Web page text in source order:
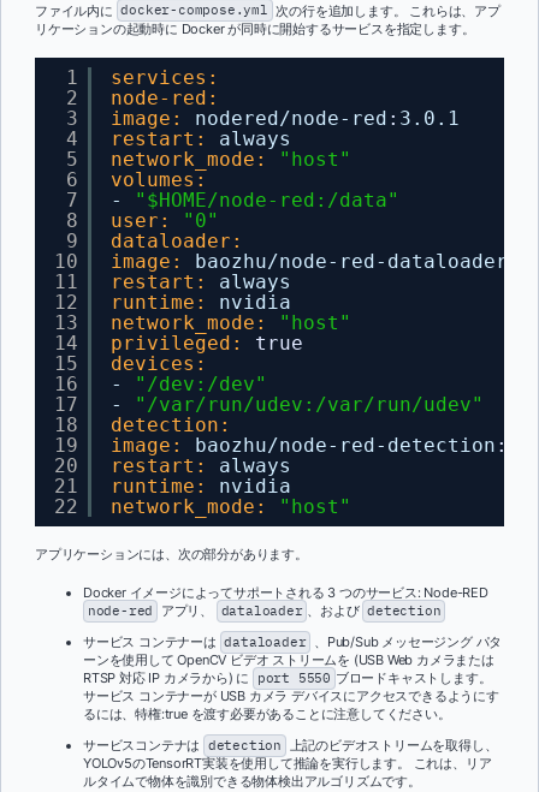
ファイル内に docker-compose.yml 次の行を追加します。 これらは、アプ
リケーションの起動時に Docker が同時に開始するサービスを指定します。
1
2
3
4
5
6
7
8
9
10
11
12
13
14
15
16
17
18
19
20
21
22
services:
node-red:
image:
nodered/node-red : 3.0.1
restart:
always
network_mode:
"host"
volumes:
-
"$HOME/node-red:/data"
user:
"0"
dataloader:
image:
baozhu/node-red-dataloader
restart:
always
runtime:
nvidia
network_mode:
"host"
privileged:
true
devices:
-
"/dev:/dev"
-
"/var/run/udev:/var/run/udev"
detection:
image:
baozhu/node-red-detection :
restart:
always
runtime:
nvidia
network_mode:
"host"
アプリケーションには、次の部分があります。
Docker イメージによってサポートされる 3 つのサービス: Node-RED
node-red
アプリ、 dataloader 、および detection
サービス コンテナーは dataloader 、Pub/Sub メッセージング パタ
ーンを使用して OpenCV ビデオ ストリームを (USB Web カメラまたは
RTSP 対応 IP カメラから) に
port 5550 ブロードキャストします。
サービス コンテナーが USB カメラ デバイスにアクセスできるようにす
るには、特権:true を渡す必要があることに注意してください。
サービスコンテナは detection 上記のビデオストリームを取得し、
YOLOv5のTensorRT実装を使用して推論を実行します。 これは、リア
ルタイムで物体を識別できる物体検出アルゴリズムです。